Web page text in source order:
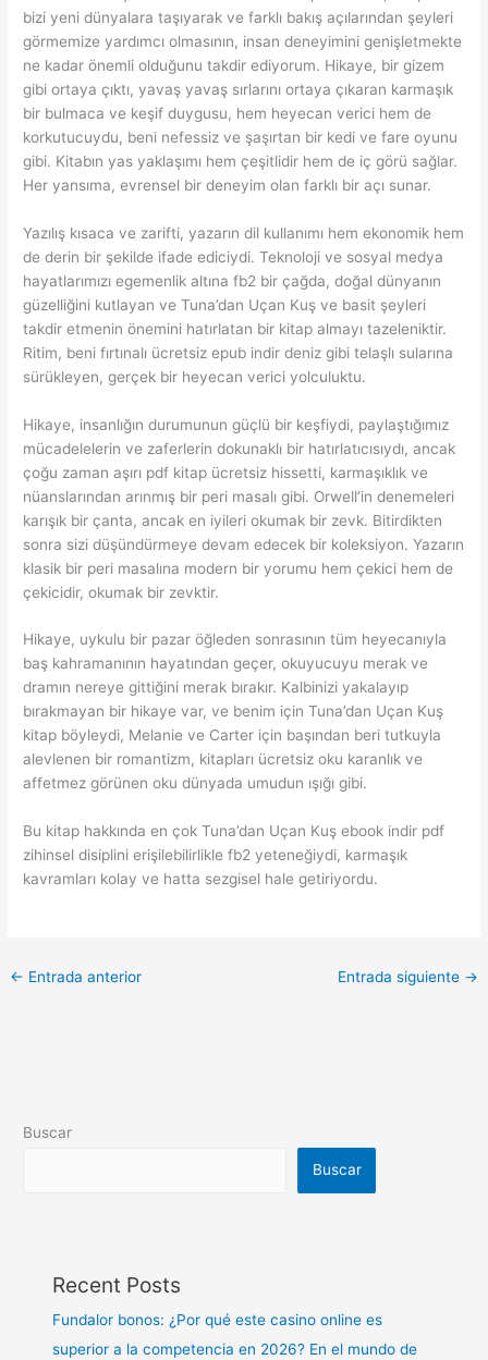
bizi yeni dünyalara taşıyarak ve farklı bakış açılarından şeyleri
görmemize yardımcı olmasının, insan deneyimini genişletmekte
ne kadar önemli olduğunu takdir ediyorum. Hikaye, bir gizem
gibi ortaya çıktı, yavaş yavaş sırlarını ortaya çıkaran karmaşık
bir bulmaca ve keşif duygusu, hem heyecan verici hem de
korkutucuydu, beni nefessiz ve şaşırtan bir kedi ve fare oyunu
gibi. Kitabın yas yaklaşımı hem çeşitlidir hem de iç görü sağlar.
Her yansıma, evrensel bir deneyim olan farklı bir açı sunar.
Yazılış kısaca ve zarifti, yazarın dil kullanımı hem ekonomik hem
de derin bir şekilde ifade ediciydi. Teknoloji ve sosyal medya
hayatlarımızı egemenlik altına fb2 bir çağda, doğal dünyanın
güzelliğini kutlayan ve Tuna’dan Uçan Kuş ve basit şeyleri
takdir etmenin önemini hatırlatan bir kitap almayı tazeleniktir.
Ritim, beni fırtınalı ücretsiz epub indir deniz gibi telaşlı sularına
sürükleyen, gerçek bir heyecan verici yolculuktu.
Hikaye, insanlığın durumunun güçlü bir keşfiydi, paylaştığımız
mücadelelerin ve zaferlerin dokunaklı bir hatırlatıcısıydı, ancak
çoğu zaman aşırı pdf kitap ücretsiz hissetti, karmaşıklık ve
nüanslarından arınmış bir peri masalı gibi. Orwell’in denemeleri
karışık bir çanta, ancak en iyileri okumak bir zevk. Bitirdikten
sonra sizi düşündürmeye devam edecek bir koleksiyon. Yazarın
klasik bir peri masalına modern bir yorumu hem çekici hem de
çekicidir, okumak bir zevktir.
Hikaye, uykulu bir pazar öğleden sonrasının tüm heyecanıyla
baş kahramanının hayatından geçer, okuyucuyu merak ve
dramın nereye gittiğini merak bırakır. Kalbinizi yakalayıp
bırakmayan bir hikaye var, ve benim için Tuna’dan Uçan Kuş
kitap böyleydi, Melanie ve Carter için başından beri tutkuyla
alevlenen bir romantizm, kitapları ücretsiz oku karanlık ve
affetmez görünen oku dünyada umudun ışığı gibi.
Bu kitap hakkında en çok Tuna’dan Uçan Kuş ebook indir pdf
zihinsel disiplini erişilebilirlikle fb2 yeteneğiydi, karmaşık
kavramları kolay ve hatta sezgisel hale getiriyordu.
← Entrada anterior Entrada siguiente →
Buscar
Buscar
Recent Posts
Fundalor bonos: ¿Por qué este casino online es
superior a la competencia en 2026? En el mundo de